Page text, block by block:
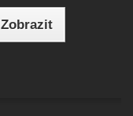
Zobrazit